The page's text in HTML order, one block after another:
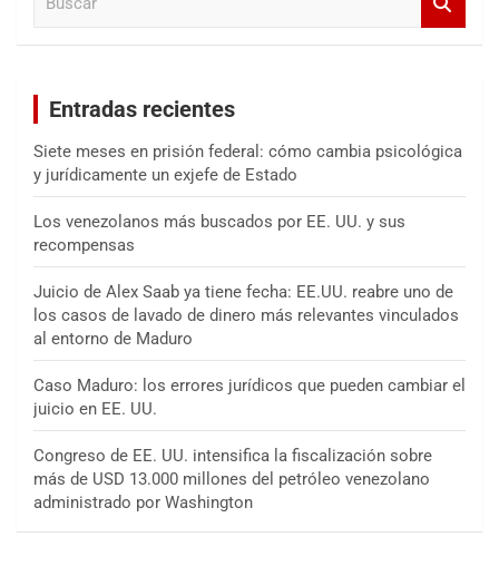
Entradas recientes
Siete meses en prisión federal: cómo cambia psicológica
y jurídicamente un exjefe de Estado
Los venezolanos más buscados por EE. UU. y sus
recompensas
Juicio de Alex Saab ya tiene fecha: EE.UU. reabre uno de
los casos de lavado de dinero más relevantes vinculados
al entorno de Maduro
Caso Maduro: los errores jurídicos que pueden cambiar el
juicio en EE. UU.
Congreso de EE. UU. intensifica la fiscalización sobre
más de USD 13.000 millones del petróleo venezolano
administrado por Washington